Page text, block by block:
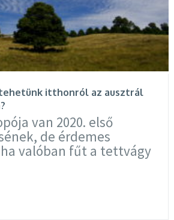
tehetünk itthonról az ausztrál
van 2020. első
de érdemes
valóban fűt a tettvágy